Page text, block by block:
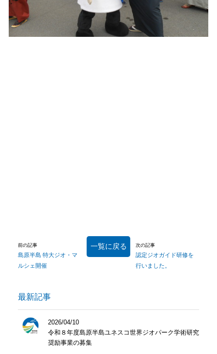
前の記事
島原半島 特大ジオ・マ
ルシェ開催
次の記事
認定ジオガイド研修を
行いました。
一覧に戻る
最新記事
2026/04/10
令和８年度島原半島ユネスコ世界ジオパーク学術研究
奨励事業の募集